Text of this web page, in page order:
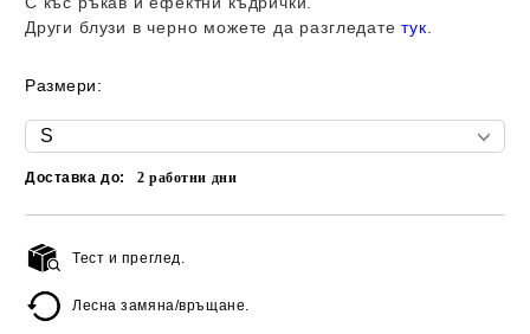
Други блузи в черно можете да разгледатетук
Размери:
Доставка до: 2работни дни
Тест и преглед.
Лесна замяна/връщане.